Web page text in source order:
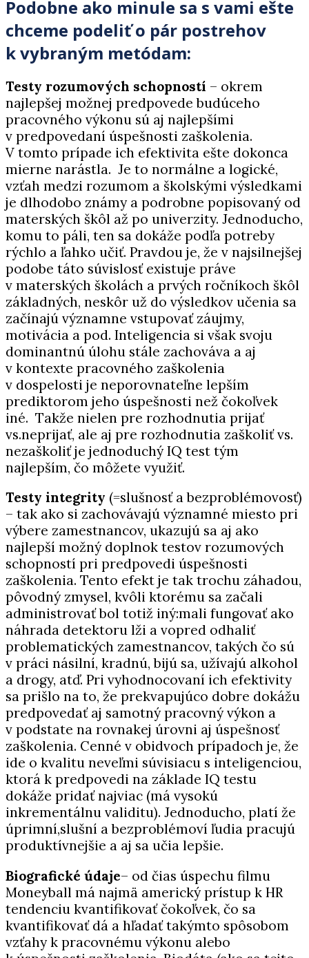
Podobne ako minule sa s vami ešte
chceme podeliť o pár postrehov
k vybraným metódam:
Testy rozumových schopností – okrem
najlepšej možnej predpovede budúceho
pracovného výkonu sú aj najlepšími
v predpovedaní úspešnosti zaškolenia.
V tomto prípade ich efektivita ešte dokonca
mierne narástla. Je to normálne a logické,
vzťah medzi rozumom a školskými výsledkami
je dlhodobo známy a podrobne popisovaný od
materských škôl až po univerzity. Jednoducho,
komu to páli, ten sa dokáže podľa potreby
rýchlo a ľahko učiť. Pravdou je, že v najsilnejšej
podobe táto súvislosť existuje práve
v materských školách a prvých ročníkoch škôl
základných, neskôr už do výsledkov učenia sa
začínajú významne vstupovať záujmy,
motivácia a pod. Inteligencia si však svoju
dominantnú úlohu stále zachováva a aj
v kontexte pracovného zaškolenia
v dospelosti je neporovnateľne lepším
prediktorom jeho úspešnosti než čokoľvek
iné. Takže nielen pre rozhodnutia prijať
vs.neprijať, ale aj pre rozhodnutia zaškoliť vs.
nezaškoliť je jednoduchý IQ test tým
najlepším, čo môžete využiť.
Testy integrity (=slušnosť a bezproblémovosť)
– tak ako si zachovávajú významné miesto pri
výbere zamestnancov, ukazujú sa aj ako
najlepší možný doplnok testov rozumových
schopností pri predpovedi úspešnosti
zaškolenia. Tento efekt je tak trochu záhadou,
pôvodný zmysel, kvôli ktorému sa začali
administrovať bol totiž iný:mali fungovať ako
náhrada detektoru lži a vopred odhaliť
problematických zamestnancov, takých čo sú
v práci násilní, kradnú, bijú sa, užívajú alkohol
a drogy, atď. Pri vyhodnocovaní ich efektivity
sa prišlo na to, že prekvapujúco dobre dokážu
predpovedať aj samotný pracovný výkon a
v podstate na rovnakej úrovni aj úspešnosť
zaškolenia. Cenné v obidvoch prípadoch je, že
ide o kvalitu neveľmi súvisiacu s inteligenciou,
ktorá k predpovedi na základe IQ testu
dokáže pridať najviac (má vysokú
inkrementálnu validitu). Jednoducho, platí že
úprimní,slušní a bezproblémoví ľudia pracujú
produktívnejšie a aj sa učia lepšie.
Biografické údaje– od čias úspechu filmu
Moneyball má najmä americký prístup k HR
tendenciu kvantifikovať čokoľvek, čo sa
kvantifikovať dá a hľadať takýmto spôsobom
vzťahy k pracovnému výkonu alebo